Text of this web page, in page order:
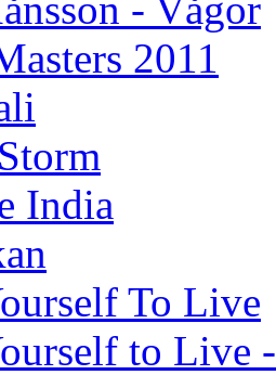
2011
India
To Live
to Live -